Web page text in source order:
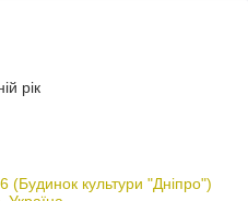
у Житомирі за ціною, яка
нами, і ми запропонуємо
блоків
який, попри низьку
Серед його основних
рік
(Будинок культури "Дніпро")